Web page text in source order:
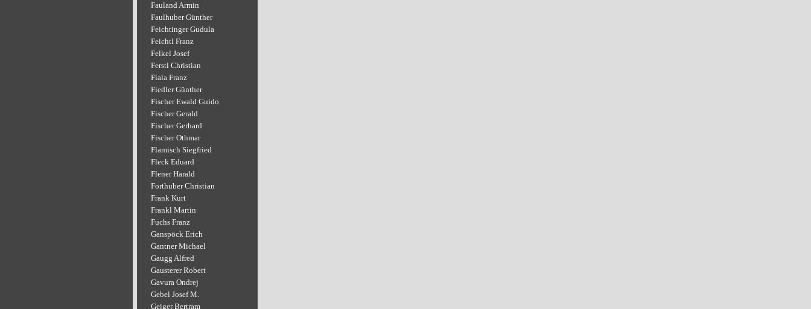
Fauland Armin
Faulhuber Günther
Feichtinger Gudula
Feichtl Franz
Felkel Josef
Ferstl Christian
Fiala Franz
Fiedler Günther
Fischer Ewald Guido
Fischer Gerald
Fischer Gerhard
Fischer Othmar
Flamisch Siegfried
Fleck Eduard
Flener Harald
Forthuber Christian
Frank Kurt
Frankl Martin
Fuchs Franz
Ganspöck Erich
Gantner Michael
Gaugg Alfred
Gausterer Robert
Gavura Ondrej
Gebel Josef M.
Geiger Bertram